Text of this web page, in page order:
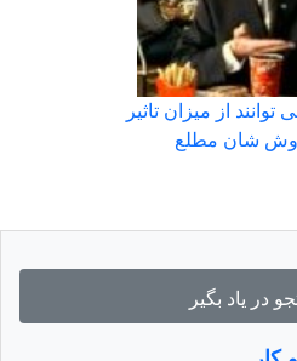
در یاد بگیر
از میزان تاثیر
فروش شان مطلع